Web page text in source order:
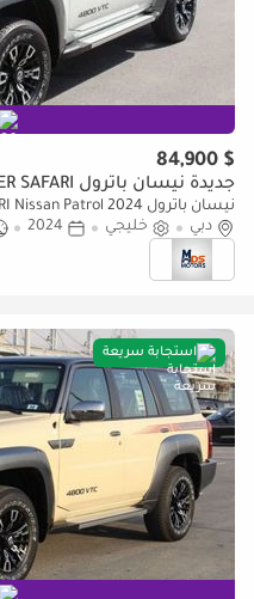
$ 84,900
جديدة نيسان باترول SUPER SAFARI
نيسان باترول SUPER SAFARI Nissan Patrol 2024 مواصفات خليجية
دبي
خليجي 2024
استجابة سريعة